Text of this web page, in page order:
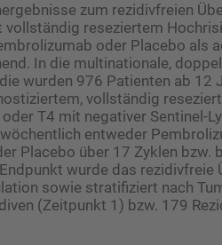
zum rezidivfreien
vollständig reseziertem
oder Placebo als
In die multinationale,
wurden 976 Patienten ab 12
vollständig
T4 mit negativer Sentinel-
entweder
Placebo über 17 Zyklen bzw.
wurde das
sowie stratifiziert nach
(Zeitpunkt 1) bzw. 179